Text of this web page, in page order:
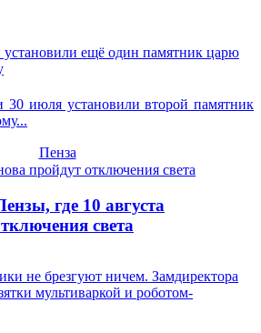
установили ещё один памятник царю
30 июля установили второй памятник
Пенза
где 10 августа
света